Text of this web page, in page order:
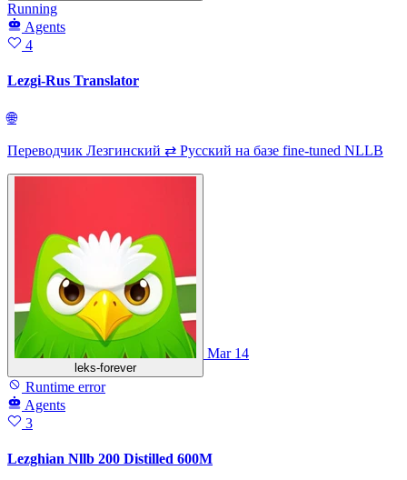
Running
Agents
4
Lezgi-Rus Translator
🌐
Переводчик Лезгинский ⇄ Русский на базе fine-tuned NLLB
leks-forever
Mar 14
Runtime error
Agents
3
Lezghian Nllb 200 Distilled 600M